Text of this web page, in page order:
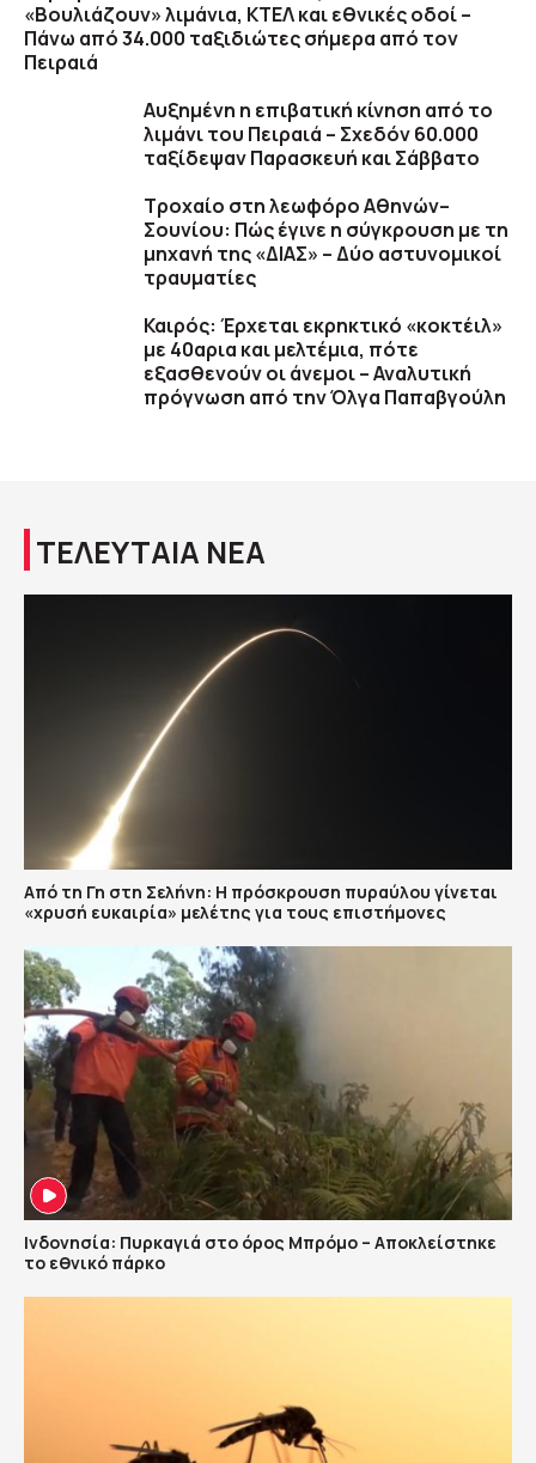
«Βουλιάζουν» λιμάνια, ΚΤΕΛ και εθνικές οδοί –
Πάνω από 34.000 ταξιδιώτες σήμερα από τον
Πειραιά
Αυξημένη η επιβατική κίνηση από το
λιμάνι του Πειραιά – Σχεδόν 60.000
ταξίδεψαν Παρασκευή και Σάββατο
Τροχαίο στη λεωφόρο Αθηνών–
Σουνίου: Πώς έγινε η σύγκρουση με τη
μηχανή της «ΔΙΑΣ» – Δύο αστυνομικοί
τραυματίες
Καιρός: Έρχεται εκρηκτικό «κοκτέιλ»
με 40αρια και μελτέμια, πότε
εξασθενούν οι άνεμοι – Αναλυτική
πρόγνωση από την Όλγα Παπαβγούλη
ΤΕΛΕΥΤΑΙΑ ΝΕΑ
Από τη Γη στη Σελήνη: Η πρόσκρουση πυραύλου γίνεται
«χρυσή ευκαιρία» μελέτης για τους επιστήμονες
Ινδονησία: Πυρκαγιά στο όρος Μπρόμο – Αποκλείστηκε
το εθνικό πάρκο